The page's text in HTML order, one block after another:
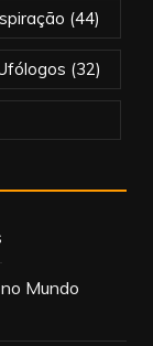
(44)
(32)
Mundo